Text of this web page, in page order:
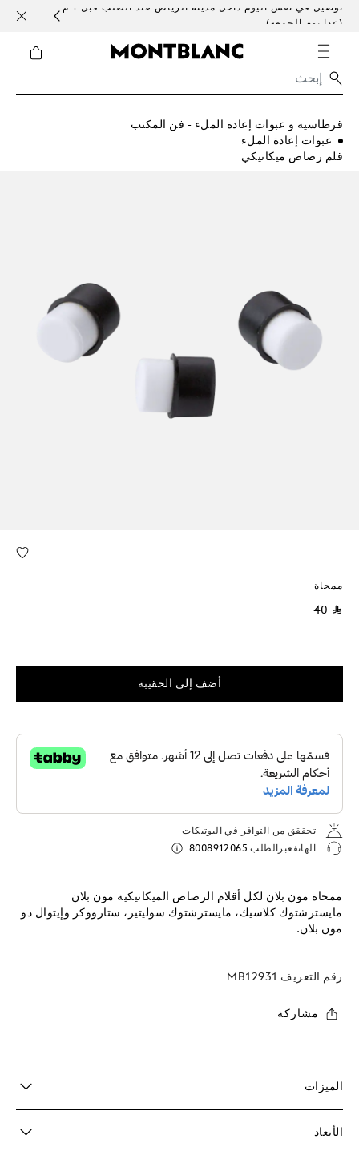
توصيل في نفس اليوم داخل مدينة الرياض عند الطلب قبل 1 م
(عدا يوم الجمعه)
قرطاسية و عبوات إعادة الملء - فن المكتب
عبوات إعادة الملء
قلم رصاص ميكانيكي
ممحاة
⃁ 40
أضف إلى الحقيبة
تحققق من التوافر في البوتيكات
الهاتفعبرالطلب 8008912065
ممحاة مون بلان لكل أقلام الرصاص الميكانيكية مون بلان
مايسترشتوك كلاسيك، مايسترشتوك سوليتير، ستارووكر وإيتوال دو
مون بلان.
رقم التعريف MB12931
مشاركة
الميزات
الأبعاد